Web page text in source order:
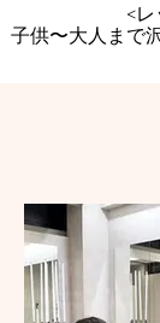
<
子供〜大人まで